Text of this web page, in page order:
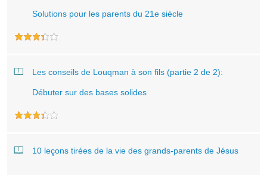
Solutions pour les parents du 21e siècle
Les conseils de Louqman à son fils (partie 2 de 2):
Débuter sur des bases solides
10 leçons tirées de la vie des grands-parents de Jésus